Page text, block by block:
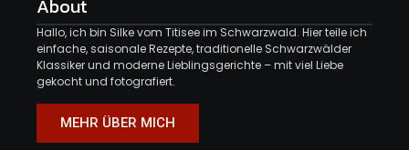
About
Hallo, ich bin Silke vom Titisee im Schwarzwald. Hier teile ich
einfache, saisonale Rezepte, traditionelle Schwarzwälder
Klassiker und moderne Lieblingsgerichte – mit viel Liebe
gekocht und fotografiert.
MEHR ÜBER MICH